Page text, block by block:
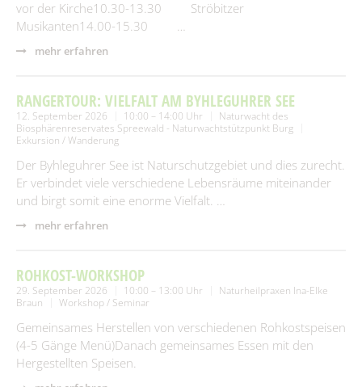
vor der Kirche10.30-13.30 Ströbitzer
Musikanten14.00-15.30 …
mehr erfahren
RANGERTOUR: VIELFALT AM BYHLEGUHRER SEE
12. September 2026 10:00 – 14:00 Uhr
Naturwacht des
Biosphärenreservates Spreewald - Naturwachtstützpunkt Burg
Exkursion / Wanderung
Der Byhleguhrer See ist Naturschutzgebiet und dies zurecht.
Er verbindet viele verschiedene Lebensräume miteinander
und birgt somit eine enorme Vielfalt. …
mehr erfahren
ROHKOST-WORKSHOP
29. September 2026 10:00 – 13:00 Uhr
Naturheilpraxen Ina-Elke
Braun
Workshop / Seminar
Gemeinsames Herstellen von verschiedenen Rohkostspeisen
(4-5 Gänge Menü)Danach gemeinsames Essen mit den
Hergestellten Speisen.